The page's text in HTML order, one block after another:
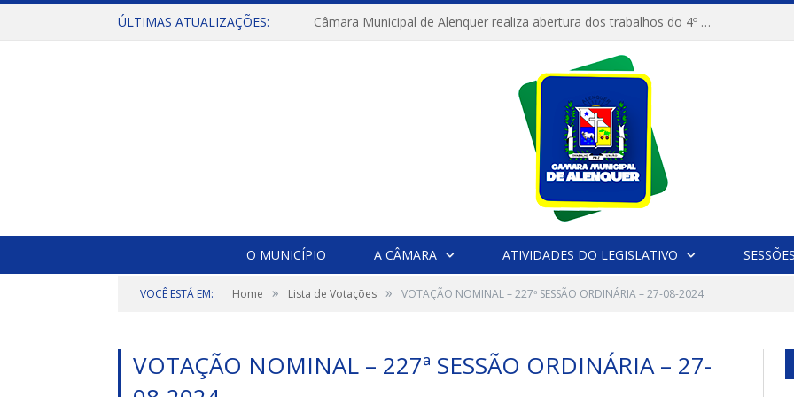
ÚLTIMAS ATUALIZAÇÕES: Câmara Municipal de Alenquer realiza abertura dos trabalhos do 4º Período Legislativo
O MUNICÍPIO A CÂMARA ATIVIDADES DO LEGISLATIVO
VOCÊ ESTÁ EM: Home » Lista de Votações » VOTAÇÃO NOMINAL – 227ª SESSÃO ORDINÁRIA – 27-08-2024
VOTAÇÃO NOMINAL – 227ª SESSÃO ORDINÁRIA – 27-